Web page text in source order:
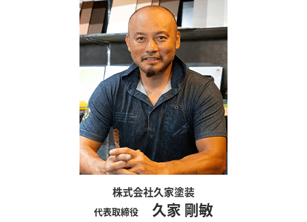
株式会社久家塗装
代表取締役 久家 剛敏